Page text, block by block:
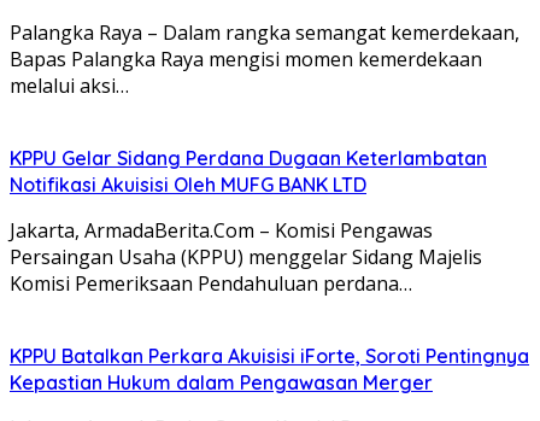
Palangka Raya – Dalam rangka semangat kemerdekaan,
Bapas Palangka Raya mengisi momen kemerdekaan
melalui aksi…
KPPU Gelar Sidang Perdana Dugaan Keterlambatan
Notifikasi Akuisisi Oleh MUFG BANK LTD
Jakarta, ArmadaBerita.Com – Komisi Pengawas
Persaingan Usaha (KPPU) menggelar Sidang Majelis
Komisi Pemeriksaan Pendahuluan perdana…
KPPU Batalkan Perkara Akuisisi iForte, Soroti Pentingnya
Kepastian Hukum dalam Pengawasan Merger